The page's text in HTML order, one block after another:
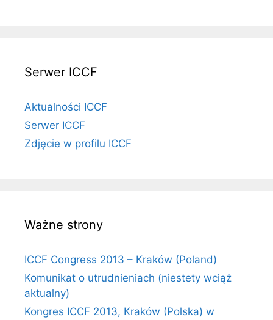
Serwer ICCF
Aktualności ICCF
Serwer ICCF
Zdjęcie w profilu ICCF
Ważne strony
ICCF Congress 2013 – Kraków (Poland)
Komunikat o utrudnieniach (niestety wciąż
aktualny)
Kongres ICCF 2013, Kraków (Polska) w